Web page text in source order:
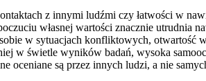
z innymi ludźmi czy łatwości w
własnej wartości znacznie utrudnia
w sytuacjach konfliktowych, otwartość
w świetle wyników badań, wysoka
oceniane są przez innych ludzi, a nie